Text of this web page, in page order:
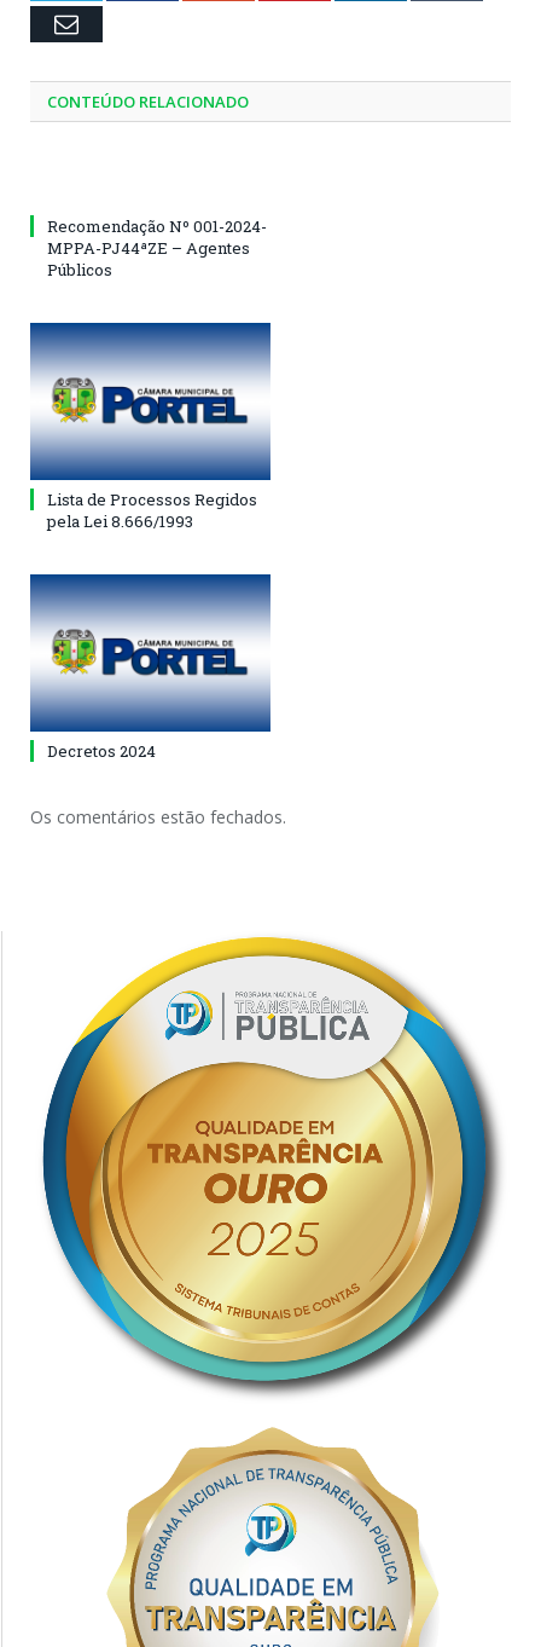
Email
CONTEÚDO RELACIONADO
Recomendação Nº 001-2024-
MPPA-PJ44ªZE – Agentes
Públicos
Lista de Processos Regidos
pela Lei 8.666/1993
Decretos 2024
Os comentários estão fechados.